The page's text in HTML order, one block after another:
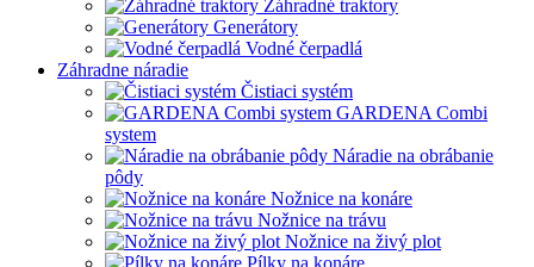
Záhradné traktory
Generátory
Vodné čerpadlá
Záhradne náradie
Čistiaci systém
GARDENA Combi
system
Náradie na obrábanie
pôdy
Nožnice na konáre
Nožnice na trávu
Nožnice na živý plot
Pílky na konáre